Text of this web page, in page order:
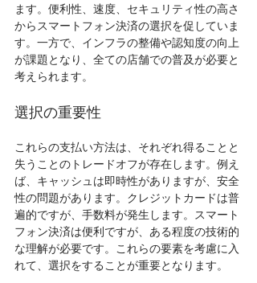
ます。便利性、速度、セキュリティ性の高さ
からスマートフォン決済の選択を促していま
す。一方で、インフラの整備や認知度の向上
が課題となり、全ての店舗での普及が必要と
考えられます。
選択の重要性
これらの支払い方法は、それぞれ得ることと
失うことのトレードオフが存在します。例え
ば、キャッシュは即時性がありますが、安全
性の問題があります。クレジットカードは普
遍的ですが、手数料が発生します。スマート
フォン決済は便利ですが、ある程度の技術的
な理解が必要です。これらの要素を考慮に入
れて、選択をすることが重要となります。